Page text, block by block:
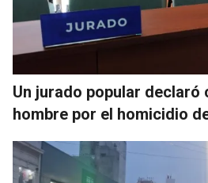
Un jurado popular declaró
hombre por el homicidio